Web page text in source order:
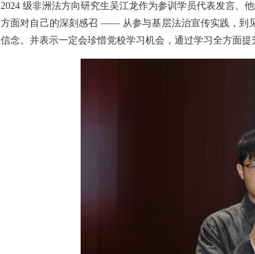
2024 级非洲法方向研究生吴江龙作为参训学员代表发言。
面对自己的深刻感召 —— 从参与基层法治宣传实践，到
念。并表示一定会珍惜党校学习机会，通过学习全方面提